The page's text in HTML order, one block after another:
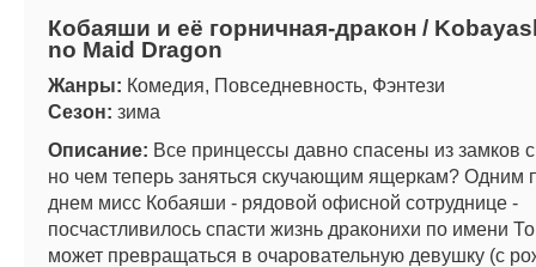
Кобаяши и её горничная-дракон /
no Maid Dragon
Жанры: Комедия, Повседневность, Фэнтези
Сезон: зима
Описание: Все принцессы давно спасены из замков
но чем теперь заняться скучающим ящеркам? Одним
днем мисс Кобаяши - рядовой офисной сотруднице -
посчастливилось спасти жизнь драконихи по имени
может превращаться в очаровательную девушку (с